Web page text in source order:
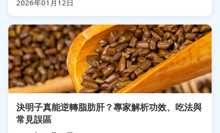
2026年01月12日
決明子真能逆轉脂肪肝？專家解析功效、吃法與
常見誤區